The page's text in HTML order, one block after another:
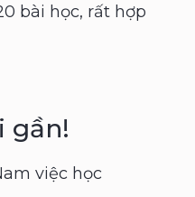
bài học, rất hợp
gần!
việc học